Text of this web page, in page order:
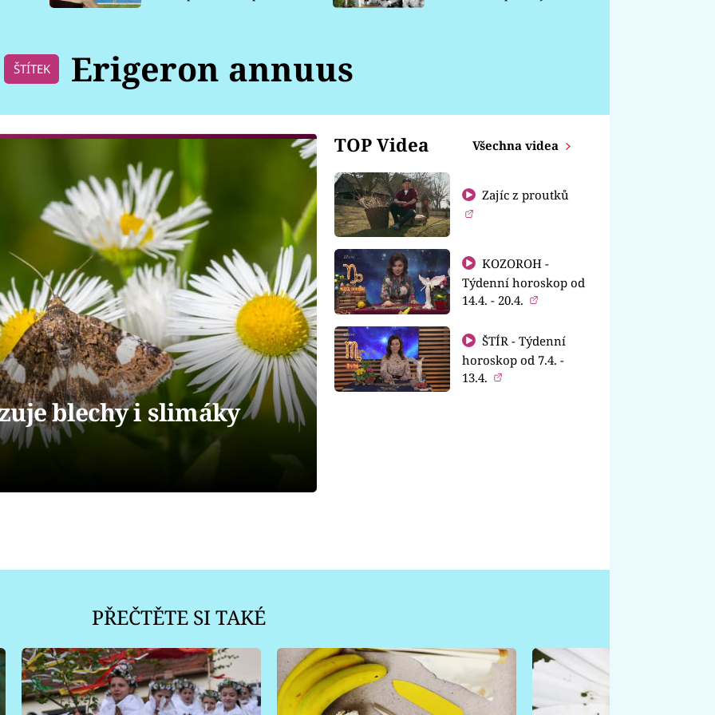
ŠTÍTEK Erigeron annuus
TOP Videa Všechna videa
Zajíc z proutků
KOZOROH -
Týdenní horoskop od
14.4. - 20.4.
ŠTÍR - Týdenní
horoskop od 7.4. -
13.4.
blechy i slimáky
PŘEČTĚTE SI TAKÉ